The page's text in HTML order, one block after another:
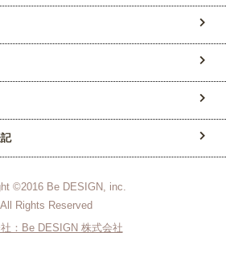
©2016 Be DESIGN, inc.
All Rights Reserved
：Be DESIGN 株式会社